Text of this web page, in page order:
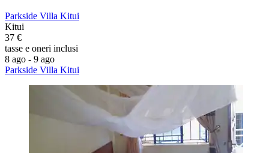
Parkside Villa Kitui
Kitui
37 €
tasse e oneri inclusi
8 ago - 9 ago
Parkside Villa Kitui